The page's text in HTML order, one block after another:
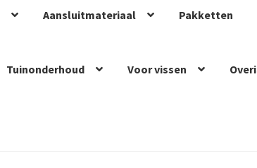
Aansluitmateriaal Pakketten
Tuinonderhoud Voor vissen